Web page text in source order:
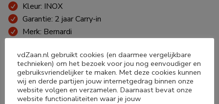
Kleur: INOX
Garantie: 2 jaar Carry-in
Merk: Bernardi
Snelheid specificatie:
Stand 1 > 30 slagen per minuut
Stand 2 > 40 slagen per minuut
Stand 3 > 50 slagen per minuut
Stand 4 > 60 slagen per minuut
vdZaan.nl gebruikt cookies (en daarmee vergelijkbare
technieken) om het bezoek voor jou nog eenvoudiger en
gebruiksvriendelijker te maken. Met deze cookies kunnen
wij en derde partijen jouw internetgedrag binnen onze
website volgen en verzamelen. Daarnaast bevat onze
website functionaliteiten waar je jouw